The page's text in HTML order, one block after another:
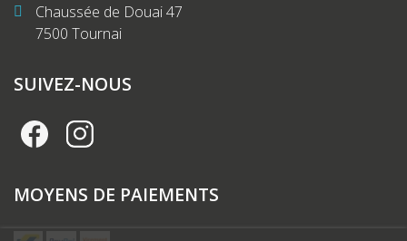
Chaussée de Douai 47
7500 Tournai
SUIVEZ-NOUS
MOYENS DE PAIEMENTS